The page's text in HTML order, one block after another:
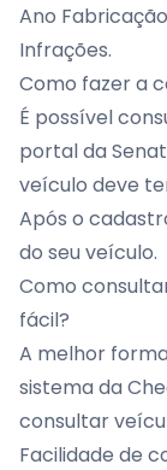
Ano
Infrações.
Como fazer a
É possível
portal da
veículo deve
Após o
do seu veículo.
Como
fácil?
A melhor
sistema da
consultar
Facilidade de